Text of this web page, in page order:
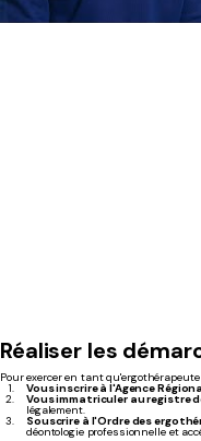
Réaliser les
Pour exercer en tant
Vous inscrire à l'Agence
Vous immatriculer au registre
légalement.
Souscrire à l'Ordre des
déontologie professionnelle et